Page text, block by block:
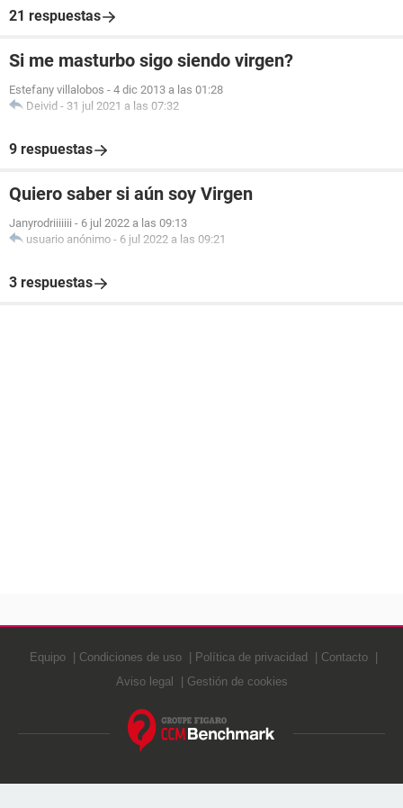
21 respuestas
Si me masturbo sigo siendo virgen?
Estefany villalobos - 4 dic 2013 a las 01:28
Deivid - 31 jul 2021 a las 07:32
9 respuestas
Quiero saber si aún soy Virgen
Janyrodriiiiiii - 6 jul 2022 a las 09:13
usuario anónimo - 6 jul 2022 a las 09:21
3 respuestas
Equipo Condiciones de uso Política de privacidad
Contacto
Aviso legal
Gestión de cookies